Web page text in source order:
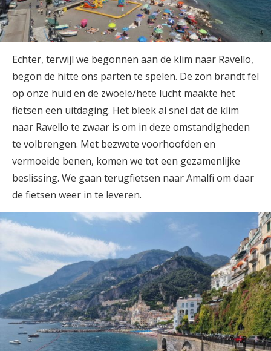
Echter, terwijl we begonnen aan de klim naar Ravello,
begon de hitte ons parten te spelen. De zon brandt fel
op onze huid en de zwoele/hete lucht maakte het
fietsen een uitdaging. Het bleek al snel dat de klim
naar Ravello te zwaar is om in deze omstandigheden
te volbrengen. Met bezwete voorhoofden en
vermoeide benen, komen we tot een gezamenlijke
beslissing. We gaan terugfietsen naar Amalfi om daar
de fietsen weer in te leveren.